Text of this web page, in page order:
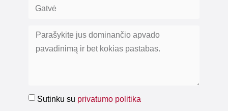
Sutinku su privatumo politika